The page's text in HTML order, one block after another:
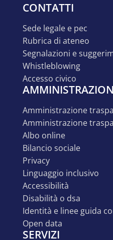
CONTATTI
sede legale e pec
rubrica di ateneo
segnalazioni e
whistleblowing
accesso civico
amministrazione
amministrazione
albo online
bilancio sociale
privacy
linguaggio inclusivo
accessibilità
disabilità o dsa
identità e linee guida
open data
SERVIZI